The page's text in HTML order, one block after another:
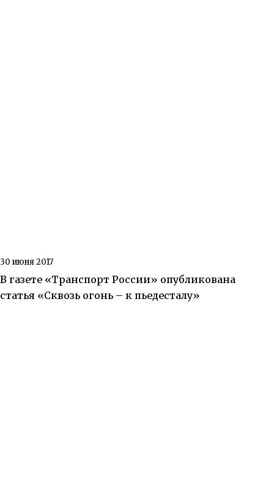
30 июня 2017
В газете «Транспорт России» опубликована
статья «Сквозь огонь – к пьедесталу»